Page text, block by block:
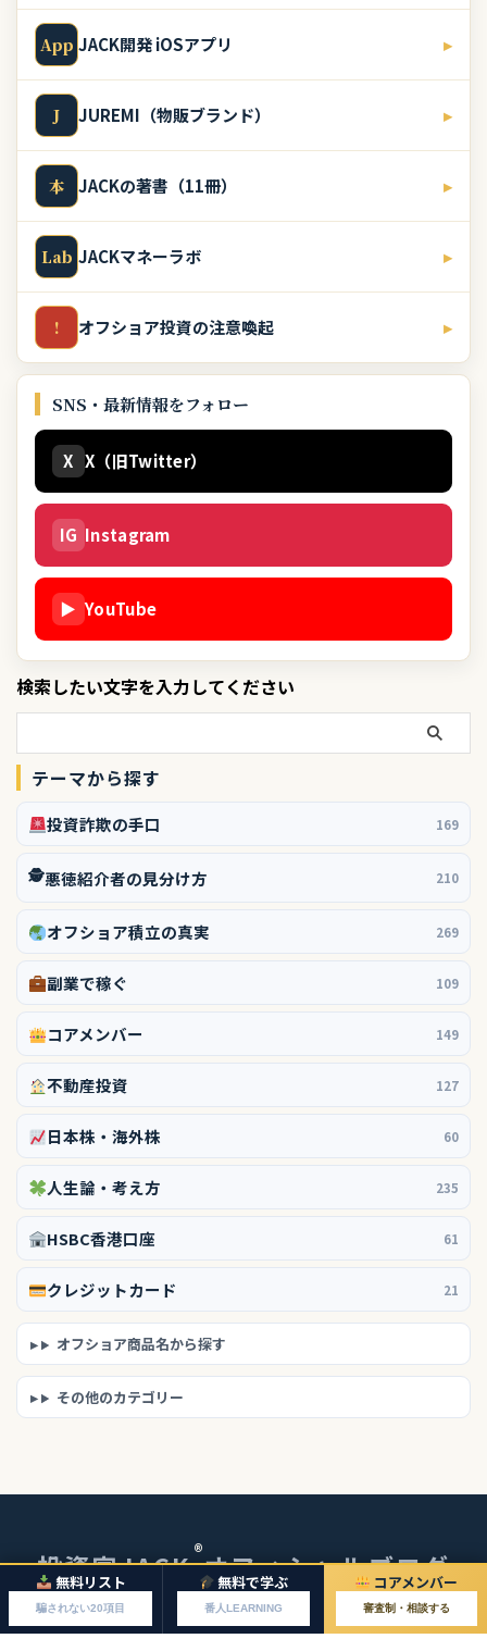
App JACK開発 iOSアプリ ▸
J JUREMI（物販ブランド） ▸
本 JACKの著書（11冊） ▸
Lab JACKマネーラボ ▸
! オフショア投資の注意喚起 ▸
SNS・最新情報をフォロー
X X（旧Twitter）
IG Instagram
▶ YouTube
検索したい文字を入力してください
テーマから探す
投資詐欺の手口 169
🕵️悪徳紹介者の見分け方 210
オフショア積立の真実 269
副業で稼ぐ 109
コアメンバー 149
不動産投資 127
日本株・海外株 60
人生論・考え方 235
HSBC香港口座 61
クレジットカード 21
オフショア商品名から探す
その他のカテゴリー
無料リスト
騙されない20項目
無料で学ぶ
番人LEARNING
コアメンバー
審査制・相談する
投資家JACK®オフィシャルブログ
© 2026 投資家JACKオフィシャルブログ